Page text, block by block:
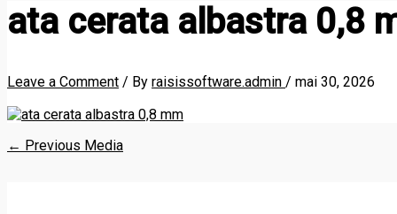
ata cerata albastra 0,8
Leave a Comment / By raisissoftware.admin / mai 30, 2026
← Previous Media